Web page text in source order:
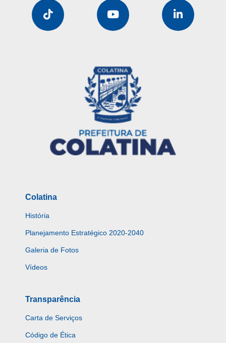
Colatina
História
Planejamento Estratégico 2020-2040
Galeria de Fotos
Vídeos
Transparência
Carta de Serviços
Código de Ética